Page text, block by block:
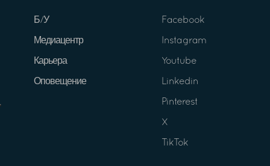
Б/У
Медиацентр
Карьера
Оповещение
Facebook
Instagram
Youtube
Linkedin
Pinterest
X
TikTok